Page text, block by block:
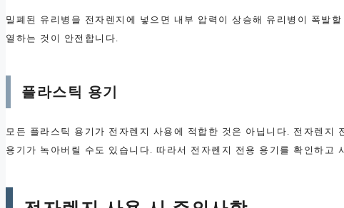
밀폐된 유리병을 전자렌지에 넣으면 내부 압력이 상승해 유리병이 폭발
열하는 것이 안전합니다.
플라스틱 용기
모든 플라스틱 용기가 전자렌지 사용에 적합한 것은 아닙니다. 전자렌
용기가 녹아버릴 수도 있습니다. 따라서 전자렌지 전용 용기를 확인하고